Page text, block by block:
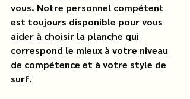
vous. Notre personnel compétent
est toujours disponible pour vous
aider à choisir la planche qui
correspond le mieux à votre niveau
de compétence et à votre style de
surf.